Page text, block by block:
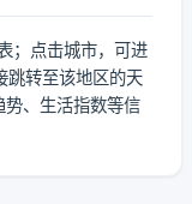
；点击城市，可进
跳转至该地区的天
、生活指数等信